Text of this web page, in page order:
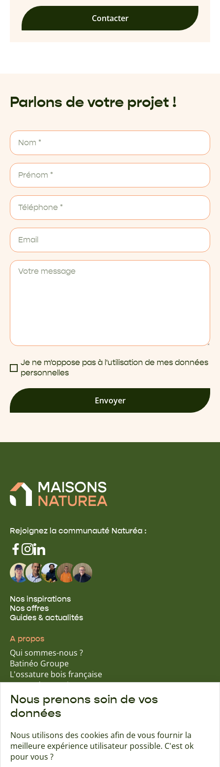
Contacter
Parlons de votre projet !
Je ne m'oppose pas à l'utilisation de mes données
personnelles
Envoyer
Rejoignez la communauté Naturéa :
Nos inspirations
Nos offres
Guides & actualités
A propos
Qui sommes-nous ?
Batinéo Groupe
L'ossature bois française
15 ans d'expertise
Nos engagements écologiques
Nos garanties assurantielles
Trouver une agence Contact
Nous prenons soin de vos
données
Nous utilisons des cookies afin de vous fournir la
meilleure expérience utilisateur possible. C'est ok
pour vous ?